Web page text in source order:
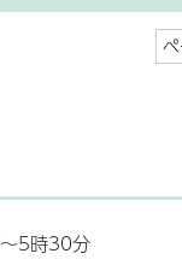
5時30分